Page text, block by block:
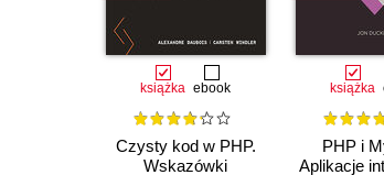
książka ebook
Czysty kod w PHP.
Wskazówki
książka
PHP i
Aplikacje